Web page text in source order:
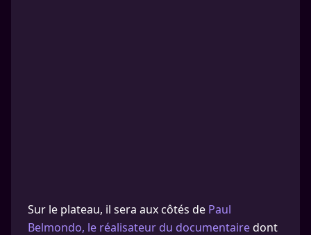
Sur le plateau, il sera aux côtés de Paul
Belmondo, le réalisateur du documentairedont